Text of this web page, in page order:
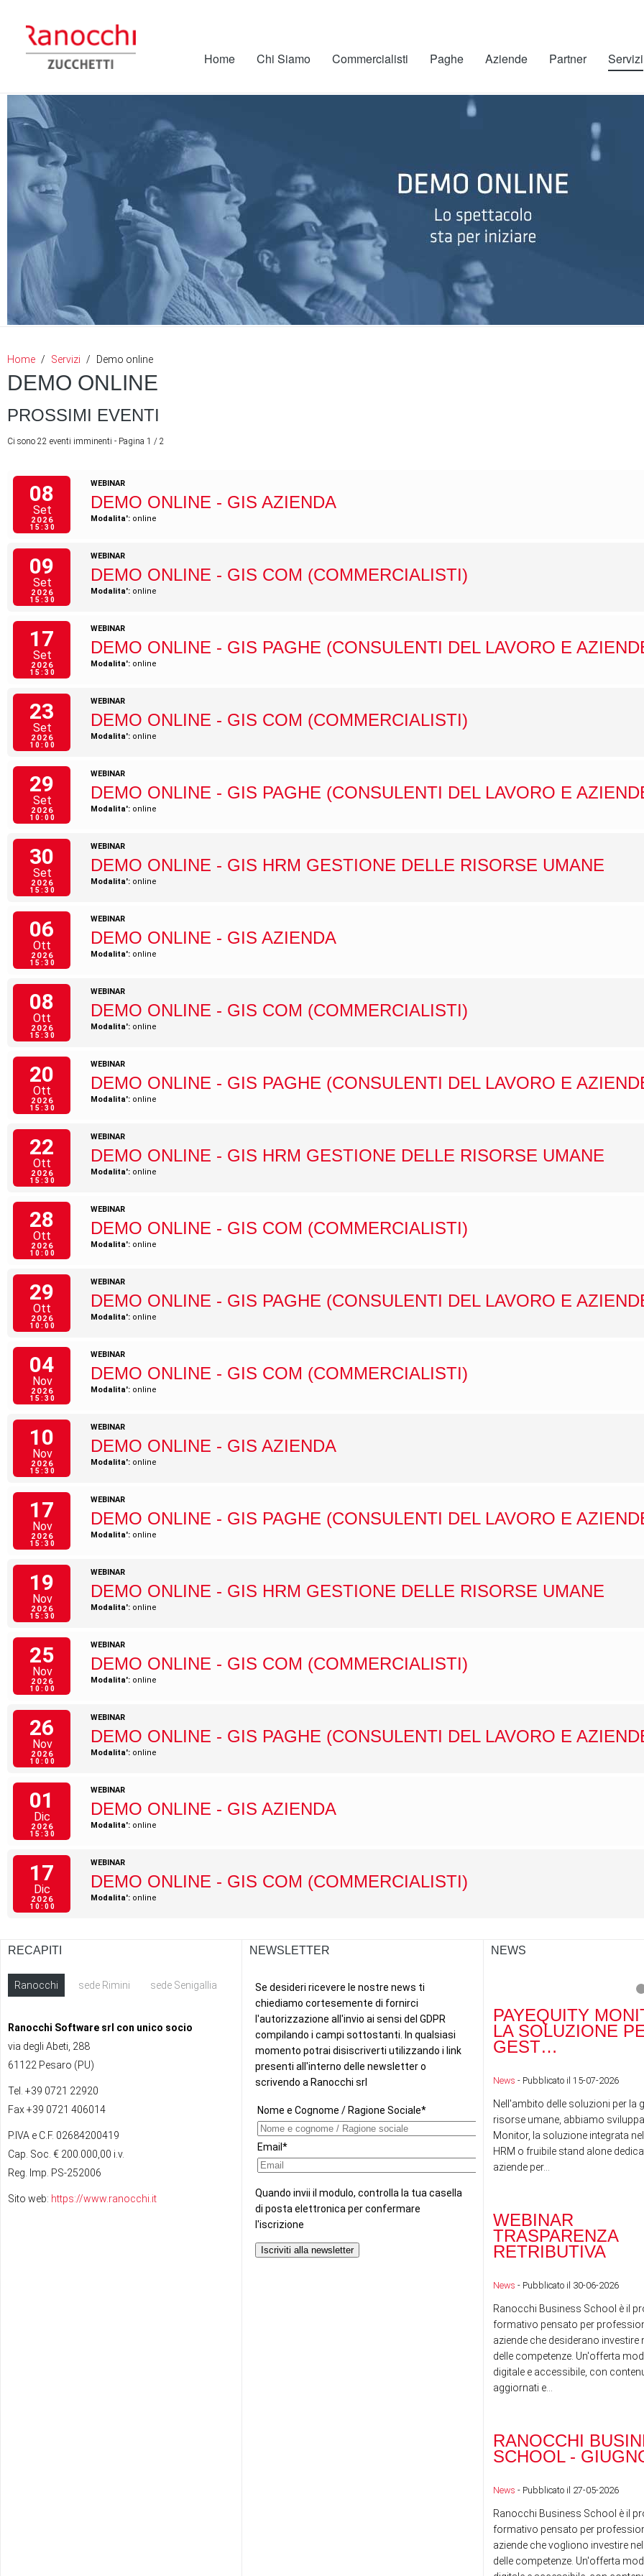
Home Chi Siamo Commercialisti Paghe Aziende Partner Servizi
Home Servizi Demo online
DEMO ONLINE
PROSSIMI EVENTI
Ci sono 22 eventi imminenti - Pagina 1 / 2
08
Set
2026
15:30
WEBINAR
DEMO ONLINE - GIS AZIENDA
Modalita': online
09
Set
2026
15:30
WEBINAR
DEMO ONLINE - GIS COM (COMMERCIALISTI)
Modalita': online
17
Set
2026
15:30
WEBINAR
DEMO ONLINE - GIS PAGHE (CONSULENTI DEL LAVORO E
Modalita': online
23
Set
2026
10:00
WEBINAR
DEMO ONLINE - GIS COM (COMMERCIALISTI)
Modalita': online
29
Set
2026
10:00
WEBINAR
DEMO ONLINE - GIS PAGHE (CONSULENTI DEL LAVORO E
Modalita': online
30
Set
2026
15:30
WEBINAR
DEMO ONLINE - GIS HRM GESTIONE DELLE RISORSE UMANE
Modalita': online
06
Ott
2026
15:30
WEBINAR
DEMO ONLINE - GIS AZIENDA
Modalita': online
08
Ott
2026
15:30
WEBINAR
DEMO ONLINE - GIS COM (COMMERCIALISTI)
Modalita': online
20
Ott
2026
15:30
WEBINAR
DEMO ONLINE - GIS PAGHE (CONSULENTI DEL LAVORO E
Modalita': online
22
Ott
2026
15:30
WEBINAR
DEMO ONLINE - GIS HRM GESTIONE DELLE RISORSE UMANE
Modalita': online
28
Ott
2026
10:00
WEBINAR
DEMO ONLINE - GIS COM (COMMERCIALISTI)
Modalita': online
29
Ott
2026
10:00
WEBINAR
DEMO ONLINE - GIS PAGHE (CONSULENTI DEL LAVORO E
Modalita': online
04
Nov
2026
15:30
WEBINAR
DEMO ONLINE - GIS COM (COMMERCIALISTI)
Modalita': online
10
Nov
2026
15:30
WEBINAR
DEMO ONLINE - GIS AZIENDA
Modalita': online
17
Nov
2026
15:30
WEBINAR
DEMO ONLINE - GIS PAGHE (CONSULENTI DEL LAVORO E
Modalita': online
19
Nov
2026
15:30
WEBINAR
DEMO ONLINE - GIS HRM GESTIONE DELLE RISORSE UMANE
Modalita': online
25
Nov
2026
10:00
WEBINAR
DEMO ONLINE - GIS COM (COMMERCIALISTI)
Modalita': online
26
Nov
2026
10:00
WEBINAR
DEMO ONLINE - GIS PAGHE (CONSULENTI DEL LAVORO E
Modalita': online
01
Dic
2026
15:30
WEBINAR
DEMO ONLINE - GIS AZIENDA
Modalita': online
17
Dic
2026
10:00
WEBINAR
DEMO ONLINE - GIS COM (COMMERCIALISTI)
Modalita': online
RECAPITI
Ranocchi sede Rimini sede Senigallia
Ranocchi Software srl con unico socio
via degli Abeti, 288
61122 Pesaro (PU)
Tel. +39 0721 22920
Fax +39 0721 406014
P.IVA e C.F. 02684200419
Cap. Soc. € 200.000,00 i.v.
Reg. Imp. PS-252006
Sito web: https://www.ranocchi.it
NEWSLETTER NEWS
PAYEQUITY
LA SOLUZIONE
GEST…
News - Pubblicato il 15-07-2026
Nell'ambito delle soluzioni per la
risorse umane, abbiamo
Monitor, la soluzione integrata
HRM o fruibile stand alone
aziende per...
WEBINAR
TRASPARENZA
RETRIBUTIVA
News - Pubblicato il 30-06-2026
Ranocchi Business School è il
formativo pensato per
aziende che desiderano investire
delle competenze. Un'offerta
digitale e accessibile, con
aggiornati e...
RANOCCHI
SCHOOL -
News - Pubblicato il 27-05-2026
Ranocchi Business School è il
formativo pensato per
aziende che vogliono investire
delle competenze. Un'offerta